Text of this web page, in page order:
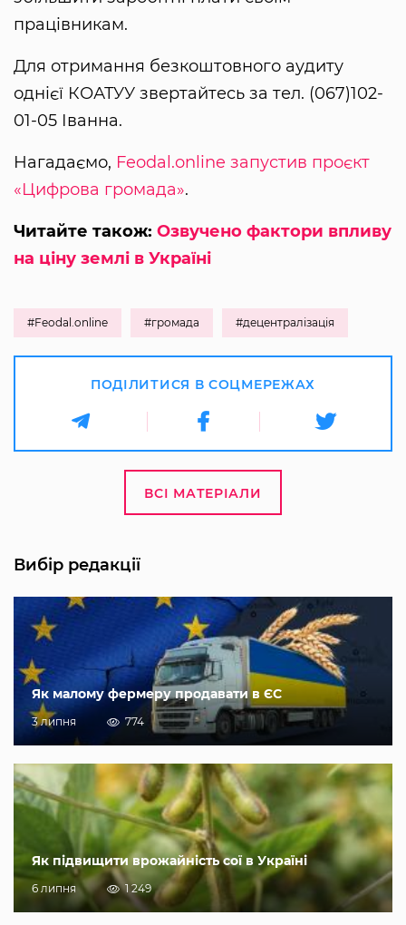
працівникам.
Для отримання безкоштовного аудиту
однієї КОАТУУ звертайтесь за тел. (067)102-
01-05 Іванна.
Нагадаємо, Feodal.online запустив проєкт
«Цифрова громада».
Читайте також: Озвучено фактори впливу
на ціну землі в Україні
#Feodal.online #громада #децентралізація
ПОДІЛИТИСЯ В СОЦМЕРЕЖАХ
ВСІ МАТЕРІАЛИ
Вибір редакції
Як малому фермеру продавати в ЄС
3 липня 774
Як підвищити врожайність сої в Україні
6 липня 1 249